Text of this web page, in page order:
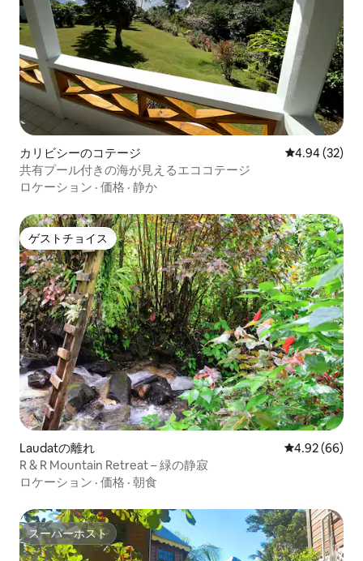
カリビシーのコテージ レビュー32
4.94 (32)
共有プール付きの海が見えるエココテージ
ロケーション · 価格 · 静か
ゲストチョイス
ゲストチョイス
Laudatの離れ レビュー66
4.92 (66)
R & R Mountain Retreat – 緑の静寂
ロケーション · 価格 · 朝食
スーパーホスト
スーパーホスト